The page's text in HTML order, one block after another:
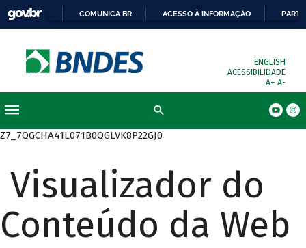
COMUNICA BR ACESSO À INFORMAÇÃO
ENGLISH
ACESSIBILIDADE
A+ A-
Z7_7QGCHA41L071B0QGLVK8P22GJ0
Visualizador do
Conteúdo da Web